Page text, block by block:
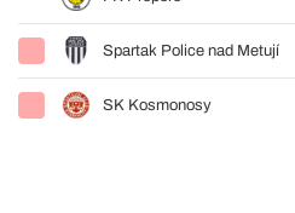
Spartak Police nad Metují
SK Kosmonosy